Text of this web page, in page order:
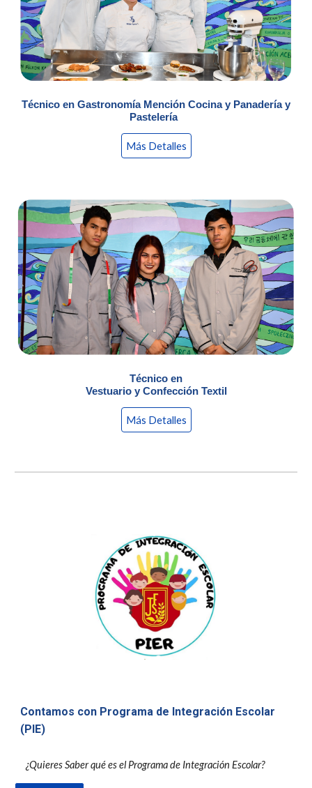
Técnico en Gastronomía Mención Cocina y Panadería y
Pastelería
Más Detalles
Técnico en
Vestuario y Confección Textil
Más Detalles
Contamos con Programa de Integración Escolar
(PIE)
¿Quieres Saber qué es el Programa de Integración Escolar?